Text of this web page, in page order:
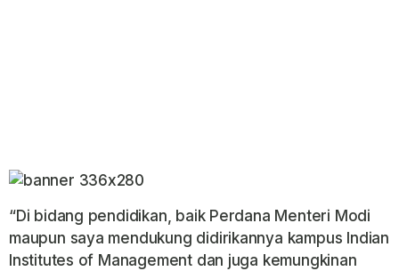
“Di bidang pendidikan, baik Perdana Menteri Modi
maupun saya mendukung didirikannya kampus Indian
Institutes of Management dan juga kemungkinan